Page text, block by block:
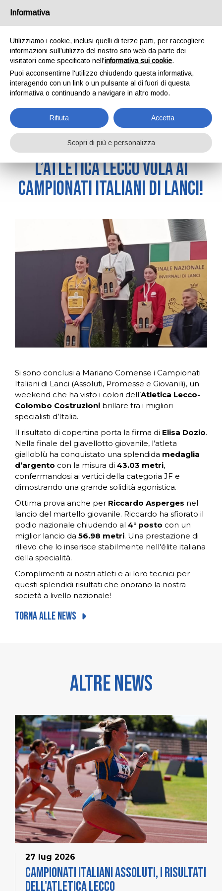
News
Home News
01/03/2026
L’atletica Lecco vola ai
Campionati Italiani di Lanci!
Si sono conclusi a Mariano Comense i Campionati
Italiani di Lanci (Assoluti, Promesse e Giovanili), un
weekend che ha visto i colori dell’Atletica Lecco-
Colombo Costruzioni brillare tra i migliori
specialisti d’Italia.
Il risultato di copertina porta la firma di Elisa Dozio.
Nella finale del giavellotto giovanile, l’atleta
gialloblù ha conquistato una splendida medaglia
d’argento con la misura di 43.03 metri,
confermandosi ai vertici della categoria JF e
dimostrando una grande solidità agonistica.
Ottima prova anche per Riccardo Asperges nel
lancio del martello giovanile. Riccardo ha sfiorato il
podio nazionale chiudendo al 4° posto con un
miglior lancio da 56.98 metri. Una prestazione di
rilievo che lo inserisce stabilmente nell'élite italiana
della specialità.
Complimenti ai nostri atleti e ai loro tecnici per
questi splendidi risultati che onorano la nostra
società a livello nazionale!
Torna alle news
Altre news
27 lug 2026
Campionati Italiani Assoluti, i risultati
dell'Atletica Lecco
Informativa
Utilizziamo i cookie, inclusi quelli di terze parti, per raccogliere
informazioni sull’utilizzo del nostro sito web da parte dei
visitatori come specificato nell'informativa sui cookie.
Puoi acconsentirne l'utilizzo chiudendo questa informativa,
interagendo con un link o un pulsante al di fuori di questa
informativa o continuando a navigare in altro modo.
Rifiuta Accetta
Scopri di più e personalizza